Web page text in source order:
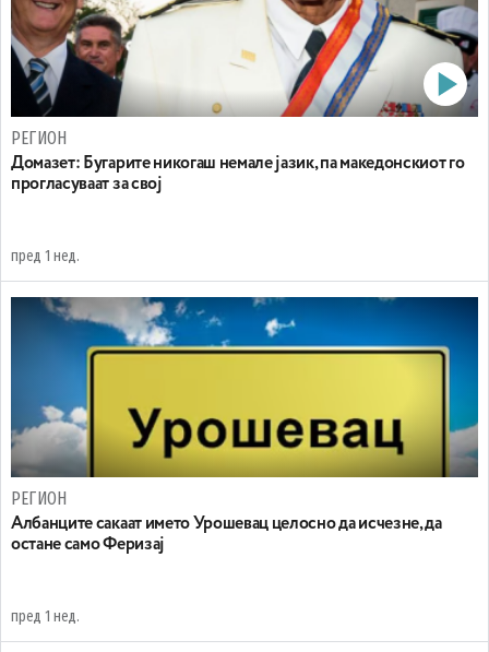
РЕГИОН
Домазет: Бугарите никогаш немале јазик, па македонскиот го
прогласуваат за свој
пред 1 нед.
РЕГИОН
Aлбанците сакаат името Урошевац целосно да исчезне, да
остане само Феризај
пред 1 нед.